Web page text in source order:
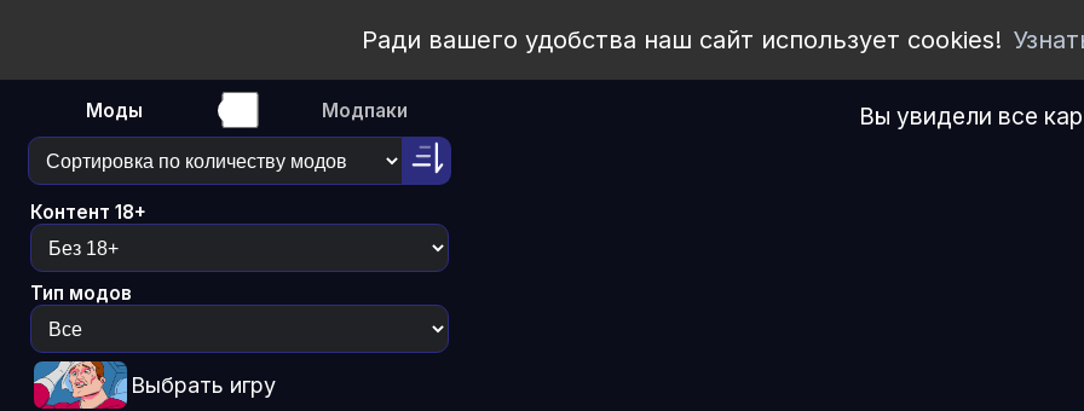
Ради вашего удобства наш сайт использует cookies!
Моды Модпаки
Контент 18+
Тип модов
Выбрать игру
Вы увидели все